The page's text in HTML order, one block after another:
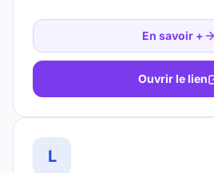
En savoir +
Ouvrir le lien
L